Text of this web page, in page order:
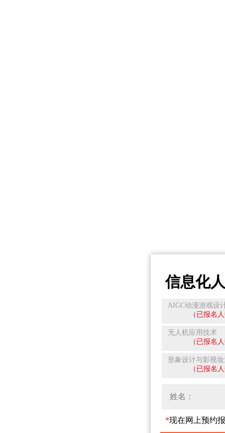
信息化
AIGC动漫游戏设
（已报名
无人机应用技术
（已报名
形象设计与影视
（已报名
*现在网上预约